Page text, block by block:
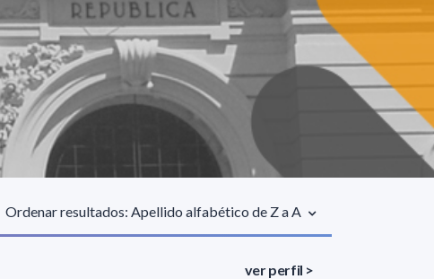
Ordenar resultados: Apellido alfabético de Z a A
ver perfil >